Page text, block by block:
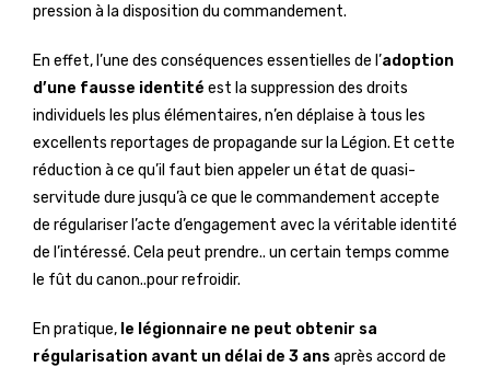
pression à la disposition du commandement.
En effet, l’une des conséquences essentielles de l’adoption
d’une fausse identité est la suppression des droits
individuels les plus élémentaires, n’en déplaise à tous les
excellents reportages de propagande sur la Légion. Et cette
réduction à ce qu’il faut bien appeler un état de quasi-
servitude dure jusqu’à ce que le commandement accepte
de régulariser l’acte d’engagement avec la véritable identité
de l’intéressé. Cela peut prendre.. un certain temps comme
le fût du canon..pour refroidir.
En pratique, le légionnaire ne peut obtenir sa
régularisation avant un délai de 3 ans après accord de